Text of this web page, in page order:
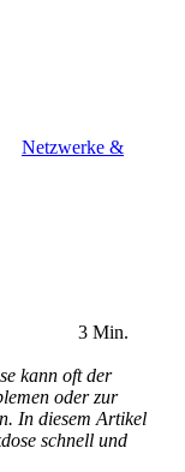
Netzwerke &
3 Min.
kann oft der
oder zur
In diesem Artikel
schnell und